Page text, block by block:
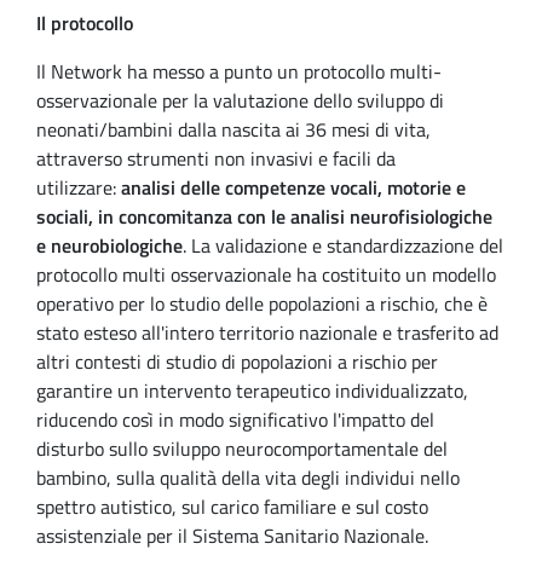
Il protocollo
Il Network ha messo a punto un protocollo multi-
osservazionale per la valutazione dello sviluppo di
neonati/bambini dalla nascita ai 36 mesi di vita,
attraverso strumenti non invasivi e facili da
utilizzare:analisi delle competenze vocali, motorie e
sociali, in concomitanza con le analisi neurofisiologiche
e neurobiologiche. La validazione e standardizzazione del
protocollo multi osservazionale ha costituito un modello
operativo per lo studio delle popolazioni a rischio, che è
stato esteso all'intero territorio nazionale e trasferito ad
altri contesti di studio di popolazioni a rischio per
garantire un intervento terapeutico individualizzato,
riducendo così in modo significativo l'impatto del
disturbo sullo sviluppo neurocomportamentale del
bambino, sulla qualità della vita degli individui nello
spettro autistico, sul carico familiare e sul costo
assistenziale per il Sistema Sanitario Nazionale.